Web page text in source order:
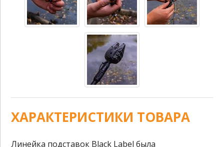
ХАРАКТЕРИСТИКИ ТОВАРА
Линейка подставок Black Label была